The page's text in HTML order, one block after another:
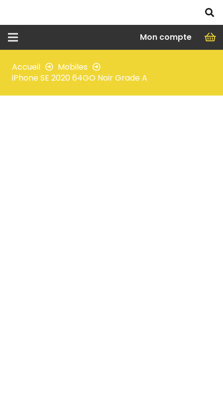
Mon compte
Accueil
Mobiles
iPhone SE 2020 64GO Noir Grade A